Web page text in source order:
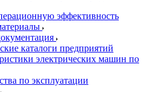
эффективность
каталоги предприятий
электрических машин по
по эксплуатации